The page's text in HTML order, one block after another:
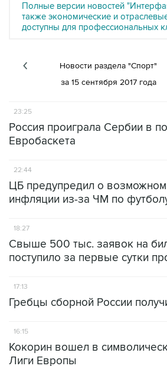
Полные версии новостей
также экономические и
доступны для профессиональных
Новости раздела "Спорт"
за 15 сентября 2017 года
23:25
Россия проиграла Сербии в
Евробаскета
22:44
ЦБ предупредил о возможном
инфляции из-за ЧМ по
18:27
Свыше 500 тыс. заявок на
поступило за первые сутки
17:13
Гребцы сборной России
16:15
Кокорин вошел в
Лиги Европы